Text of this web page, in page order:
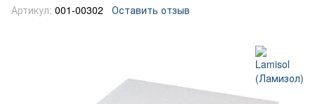
Артикул: 001-00302 Оставить отзыв